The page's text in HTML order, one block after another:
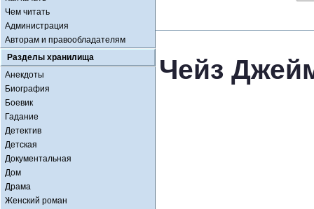
Чем читать
Администрация
Авторам и правообладателям
Разделы хранилища
Анекдоты
Биография
Боевик
Гадание
Детектив
Детская
Документальная
Дом
Драма
Женский роман
Чейз